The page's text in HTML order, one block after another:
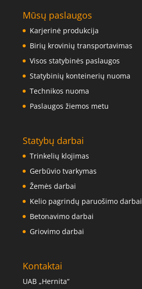
Mūsų paslaugos
Karjerinė produkcija
Birių krovinių transportavimas
Visos statybinės paslaugos
Statybinių konteinerių nuoma
Technikos nuoma
Paslaugos žiemos metu
Statybų darbai
Trinkelių klojimas
Gerbūvio tvarkymas
Žemės darbai
Kelio pagrindų paruošimo darbai
Betonavimo darbai
Griovimo darbai
Kontaktai
UAB „Hernita“